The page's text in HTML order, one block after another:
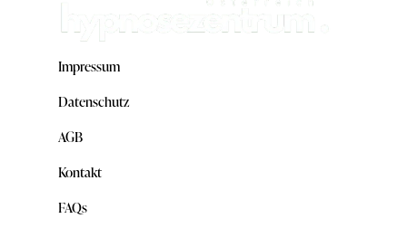
Impressum
Datenschutz
AGB
Kontakt
FAQs